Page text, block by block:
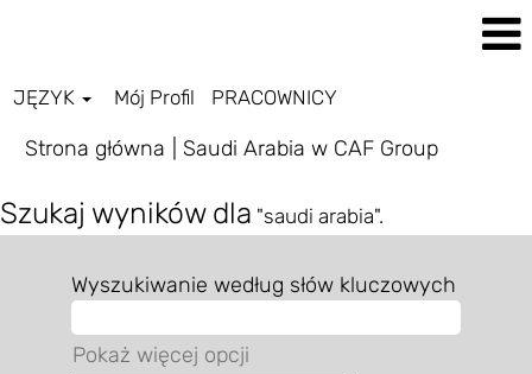
JĘZYK Mój Profil PRACOWNICY
Strona główna Saudi Arabia w CAF Group(bieżąca
Szukaj wyników dla "saudi arabia".
Wyszukiwanie według słów kluczowych
Pokaż więcej opcji